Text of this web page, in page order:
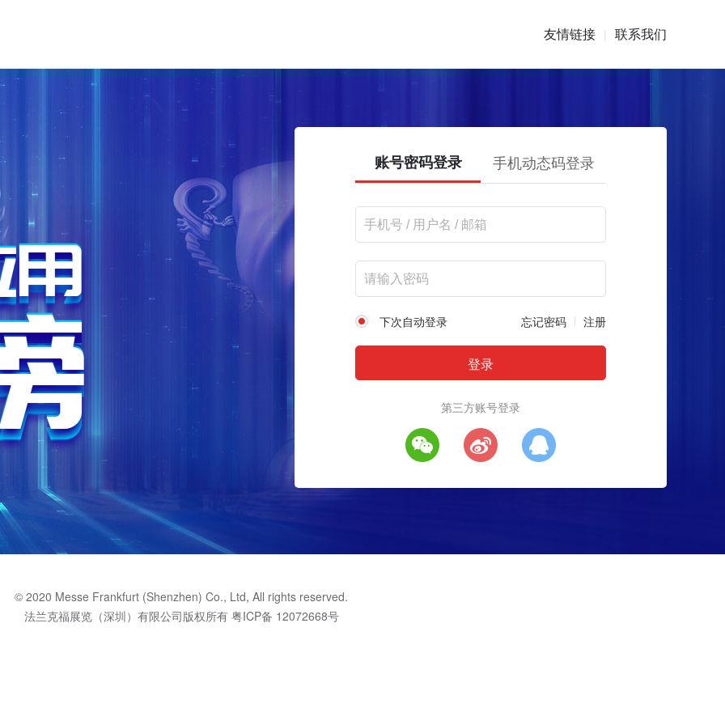
友情链接 | 联系我们
账号密码登录 手机动态码登录
下次自动登录 忘记密码 注册
第三方账号登录
© 2020 Messe Frankfurt (Shenzhen) Co., Ltd, All rights reserved.
法兰克福展览（深圳）有限公司版权所有 粤ICP备 12072668号